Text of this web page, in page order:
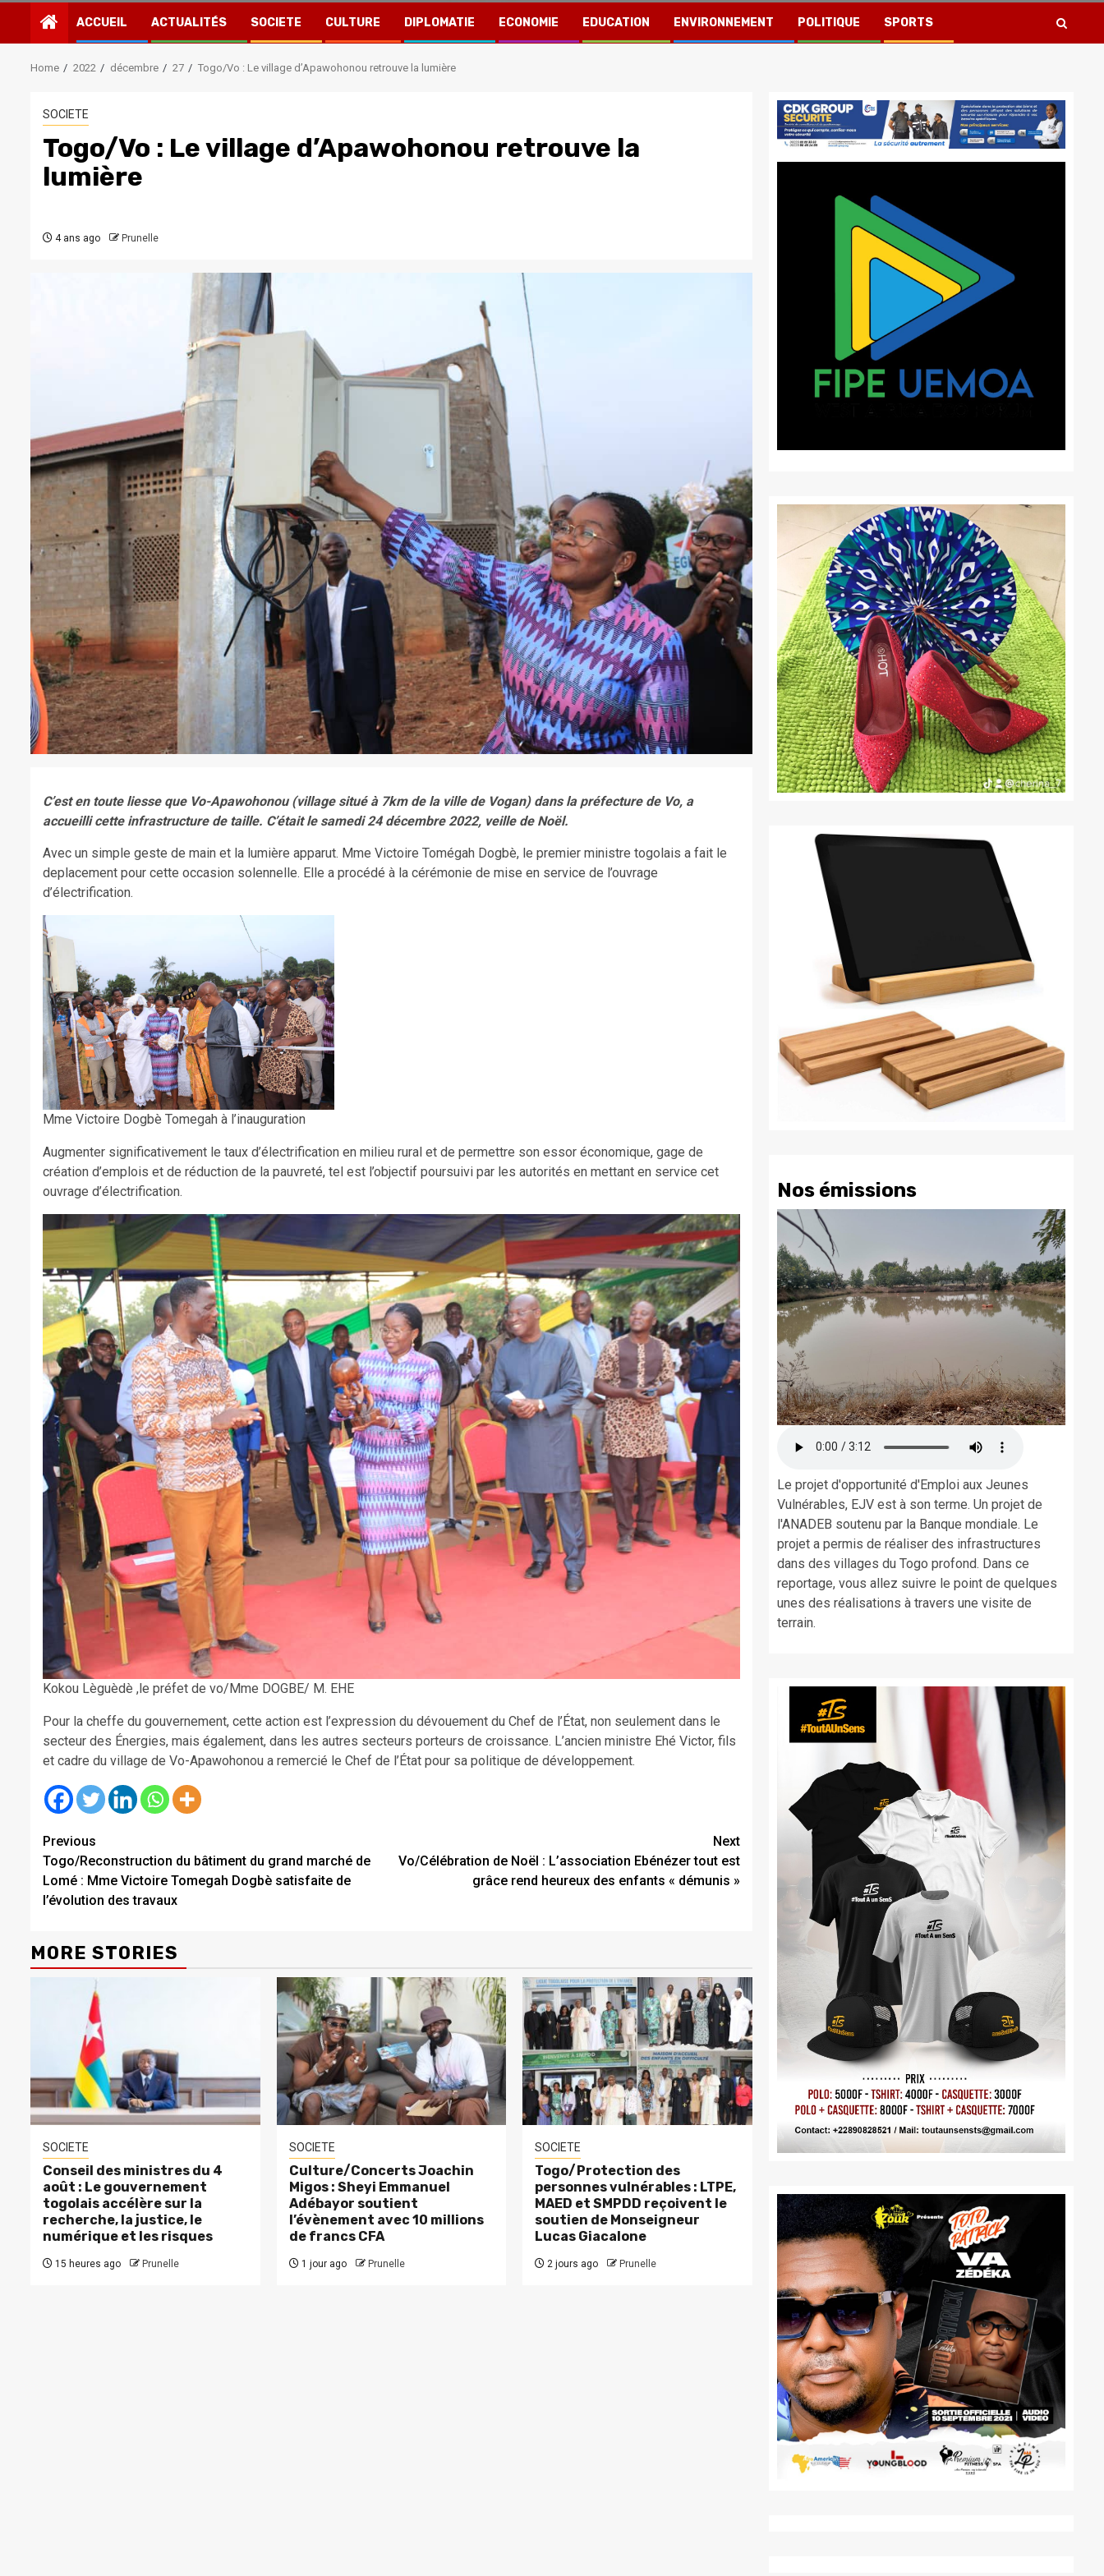
ACCUEIL ACTUALITÉS SOCIETE CULTURE DIPLOMATIE ECONOMIE EDUCATION ENVIRONNEMENT POLITIQUE SPORTS
Home 2022 décembre 27 Togo/Vo : Le village d’Apawohonou retrouve la lumière
SOCIETE
Togo/Vo : Le village d’Apawohonou retrouve la
lumière
4 ans ago Prunelle
C’est en toute liesse que Vo-Apawohonou (village situé à 7km de la ville de Vogan) dans la préfecture de Vo, a
accueilli cette infrastructure de taille. C’était le samedi 24 décembre 2022, veille de Noël.
Avec un simple geste de main et la lumière apparut. Mme Victoire Tomégah Dogbè, le premier ministre togolais a fait le
deplacement pour cette occasion solennelle. Elle a procédé à la cérémonie de mise en service de l’ouvrage
d’électrification.
Mme Victoire Dogbè Tomegah à l’inauguration
Augmenter significativement le taux d’électrification en milieu rural et de permettre son essor économique, gage de
création d’emplois et de réduction de la pauvreté, tel est l’objectif poursuivi par les autorités en mettant en service cet
ouvrage d’électrification.
Kokou Lèguèdè ,le préfet de vo/Mme DOGBE/ M. EHE
Pour la cheffe du gouvernement, cette action est l’expression du dévouement du Chef de l’État, non seulement dans le
secteur des Énergies, mais également, dans les autres secteurs porteurs de croissance. L’ancien ministre Ehé Victor, fils
et cadre du village de Vo-Apawohonou a remercié le Chef de l’État pour sa politique de développement.
Continue
Reading
Previous
Togo/Reconstruction du bâtiment du grand marché de
Lomé : Mme Victoire Tomegah Dogbè satisfaite de
l’évolution des travaux
Next
Vo/Célébration de Noël : L’association Ebénézer tout est
grâce rend heureux des enfants « démunis »
MORE STORIES
SOCIETE
Conseil des ministres du 4
août : Le gouvernement
togolais accélère sur la
recherche, la justice, le
numérique et les risques
15 heures ago Prunelle
SOCIETE
Culture/Concerts Joachin
Migos : Sheyi Emmanuel
Adébayor soutient
l’évènement avec 10 millions
de francs CFA
1 jour ago Prunelle
SOCIETE
Togo/Protection des
personnes vulnérables : LTPE,
MAED et SMPDD reçoivent le
soutien de Monseigneur
Lucas Giacalone
2 jours ago Prunelle
Nos émissions
Le projet d'opportunité d'Emploi aux Jeunes
Vulnérables, EJV est à son terme. Un projet de
l'ANADEB soutenu par la Banque mondiale. Le
projet a permis de réaliser des infrastructures
dans des villages du Togo profond. Dans ce
reportage, vous allez suivre le point de quelques
unes des réalisations à travers une visite de
terrain.